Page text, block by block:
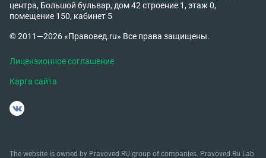
центра, Большой бульвар, дом 42 строение 1, этаж 0,
помещение 150, кабинет 5
© 2011—2026 «Правовед.ru» Все права защищены.
Лицензионное соглашение
Карта сайта
The website is owned by Pravoved.RU group of companies. Pravoved.Ru Lab